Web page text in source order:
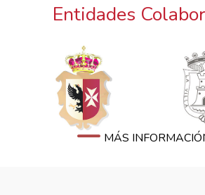
Entidades
MÁS